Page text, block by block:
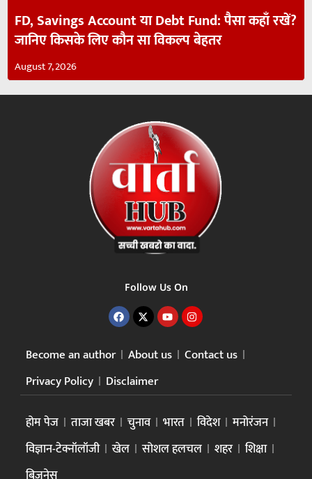
FD, Savings Account या Debt Fund: पैसा कहाँ रखें?
जानिए किसके लिए कौन सा विकल्प बेहतर
August 7, 2026
Follow Us On
Become an author About us
Contact us
Privacy Policy
Disclaimer
होम पेज ताजा खबर चुनाव भारत विदेश
मनोरंजन
विज्ञान-टेक्नॉलॉजी
खेल सोशल हलचल शहर
शिक्षा